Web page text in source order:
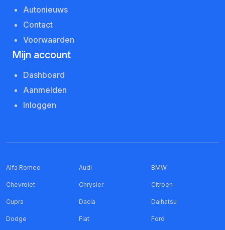
Autonieuws
Contact
Voorwaarden
Mijn account
Dashboard
Aanmelden
Inloggen
Alfa Romeo Audi BMW
Chevrolet Chrysler Citroen
Cupra Dacia Daihatsu
Dodge Fiat Ford